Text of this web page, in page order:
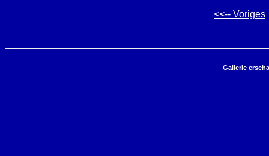
<<-- Voriges
Gallerie